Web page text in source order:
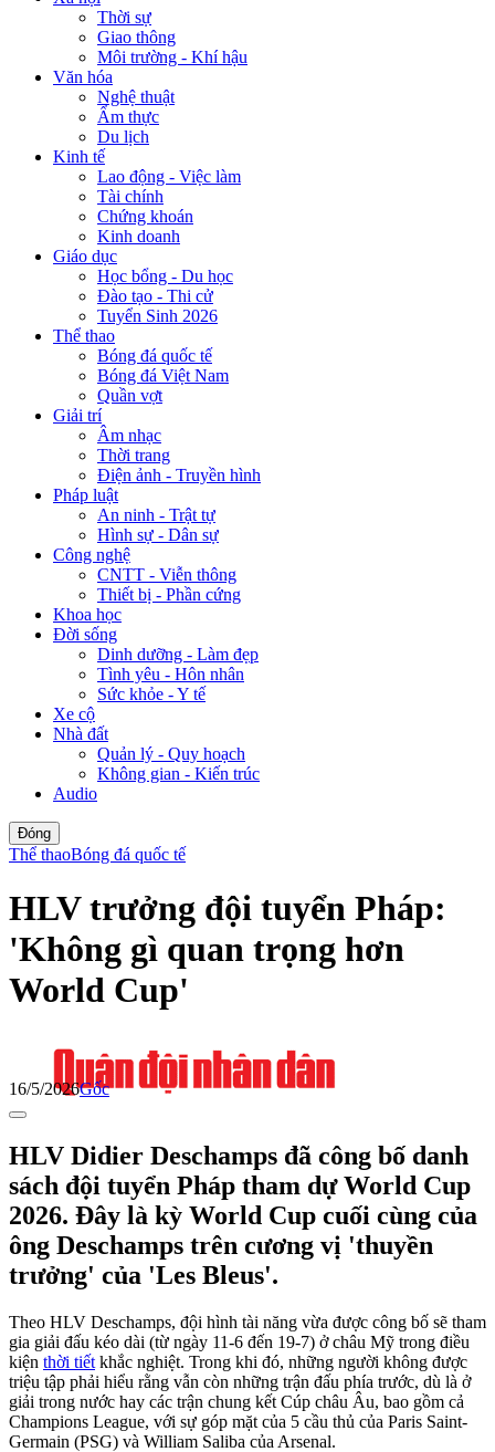
Thời sự
Giao thông
Môi trường - Khí hậu
Văn hóa
Nghệ thuật
Ẩm thực
Du lịch
Kinh tế
Lao động - Việc làm
Tài chính
Chứng khoán
Kinh doanh
Giáo dục
Học bổng - Du học
Đào tạo - Thi cử
Tuyển Sinh 2026
Thể thao
Bóng đá quốc tế
Bóng đá Việt Nam
Quần vợt
Giải trí
Âm nhạc
Thời trang
Điện ảnh - Truyền hình
Pháp luật
An ninh - Trật tự
Hình sự - Dân sự
Công nghệ
CNTT - Viễn thông
Thiết bị - Phần cứng
Khoa học
Đời sống
Dinh dưỡng - Làm đẹp
Tình yêu - Hôn nhân
Sức khỏe - Y tế
Xe cộ
Nhà đất
Quản lý - Quy hoạch
Không gian - Kiến trúc
Audio
Đóng
Thể thaoBóng đá quốc tế
HLV trưởng đội tuyển Pháp:
'Không gì quan trọng hơn
World Cup'
16/5/2026Gốc
HLV Didier Deschamps đã công bố danh
sách đội tuyển Pháp tham dự World Cup
2026. Đây là kỳ World Cup cuối cùng của
ông Deschamps trên cương vị 'thuyền
trưởng' của 'Les Bleus'.
Theo HLV Deschamps, đội hình tài năng vừa được công bố sẽ tham
gia giải đấu kéo dài (từ ngày 11-6 đến 19-7) ở châu Mỹ trong điều
kiện thời tiết khắc nghiệt. Trong khi đó, những người không được
triệu tập phải hiểu rằng vẫn còn những trận đấu phía trước, dù là ở
giải trong nước hay các trận chung kết Cúp châu Âu, bao gồm cả
Champions League, với sự góp mặt của 5 cầu thủ của Paris Saint-
Germain (PSG) và William Saliba của Arsenal.